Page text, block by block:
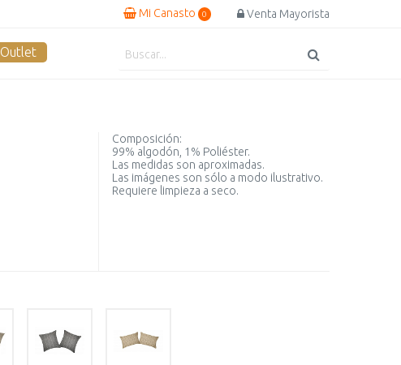
Venta Mayorista
Mi Canasto 0
Outlet
Composición:
99% algodón, 1% Poliéster.
Las medidas son aproximadas.
Las imágenes son sólo a modo ilustrativo.
Requiere limpieza a seco.